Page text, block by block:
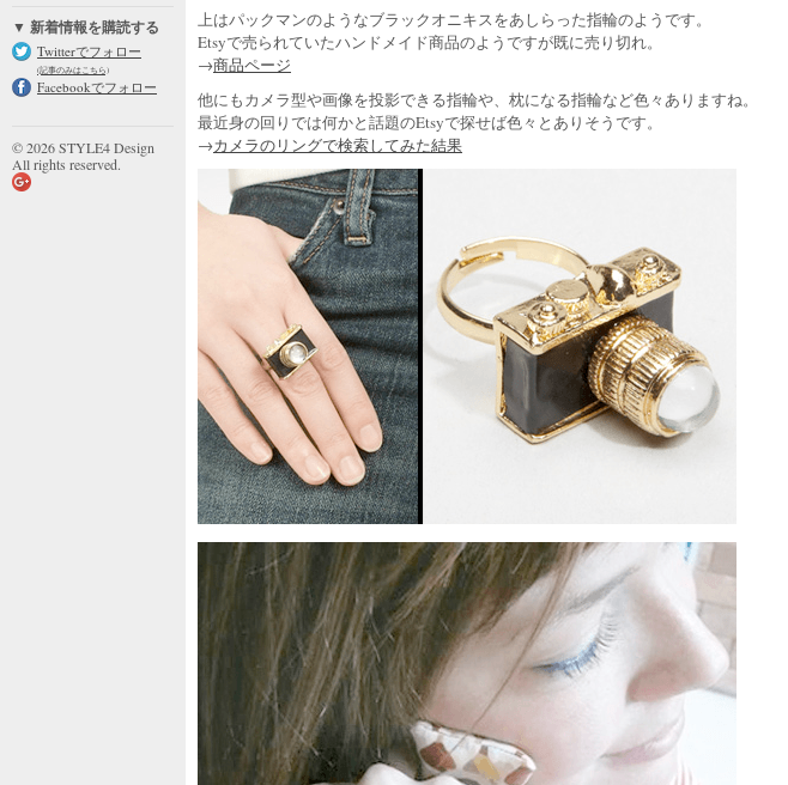
▼ 新着情報を購読する
Twitterでフォロー
(記事のみはこちら)
Facebookでフォロー
© 2026 STYLE4 Design
All rights reserved.
上はパックマンのようなブラックオニキスをあしらった指輪のようです。
Etsyで売られていたハンドメイド商品のようですが既に売り切れ。
→商品ページ
他にもカメラ型や画像を投影できる指輪や、枕になる指輪など色々ありますね。
最近身の回りでは何かと話題のEtsyで探せば色々とありそうです。
→カメラのリングで検索してみた結果